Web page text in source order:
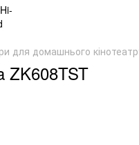
для домашнього
ZK608TST